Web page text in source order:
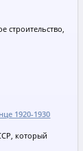
строительство,
1920-1930
который